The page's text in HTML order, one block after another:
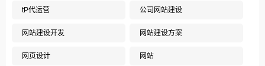
tP代运营 公司网站建设
网站建设开发 网站建设方案
网页设计 网站